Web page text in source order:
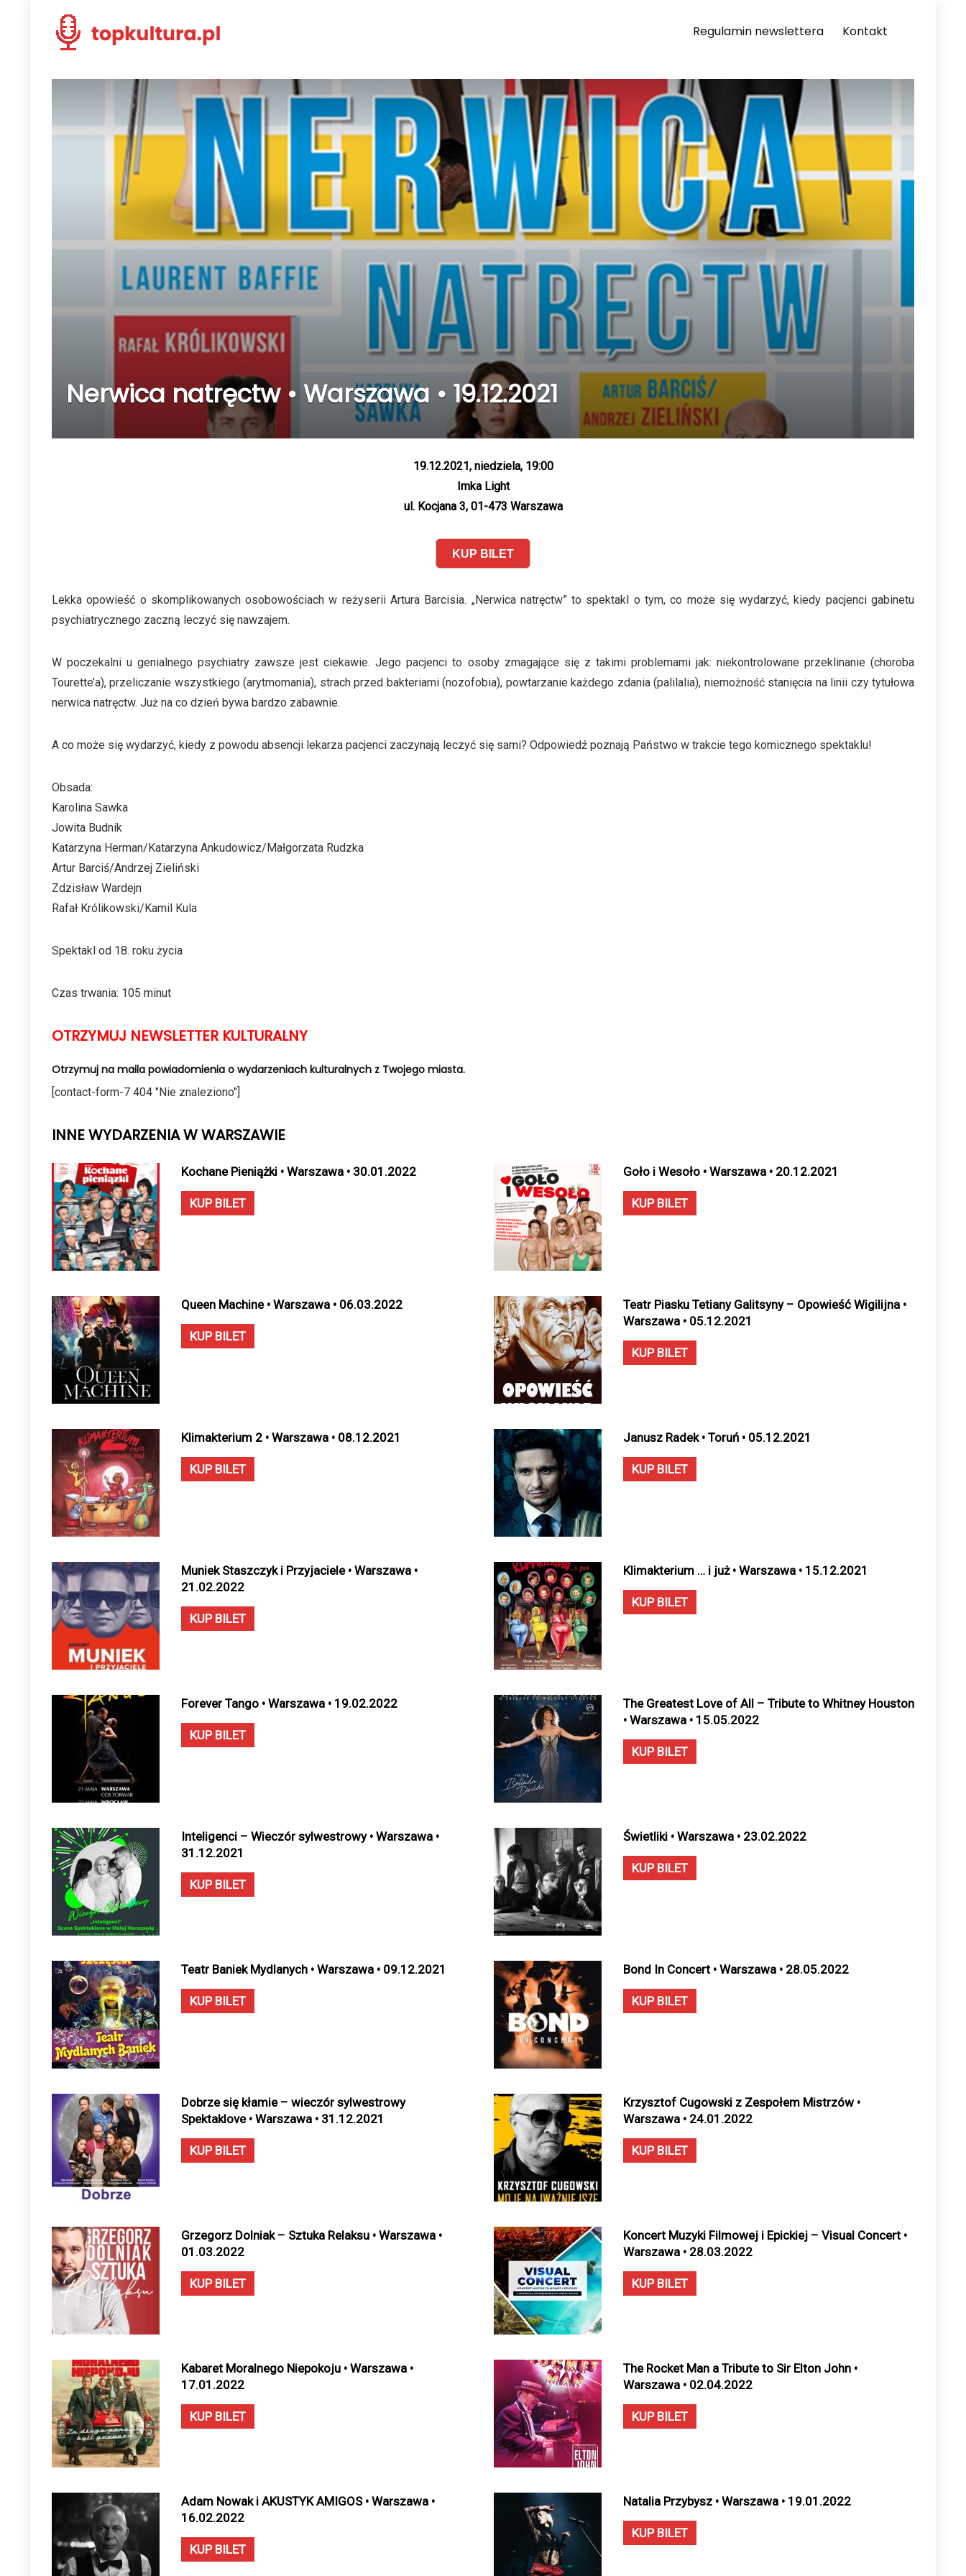
Regulamin newslettera Kontakt
Nerwica natręctw • Warszawa • 19.12.2021
19.12.2021, niedziela, 19:00
Imka Light
ul. Kocjana 3, 01-473 Warszawa
KUP BILET
Lekka opowieść o skomplikowanych osobowościach w reżyserii Artura Barcisia. „Nerwica natręctw” to spektakl o tym, co może się wydarzyć, kiedy pacjenci gabinetu
psychiatrycznego zaczną leczyć się nawzajem.
W poczekalni u genialnego psychiatry zawsze jest ciekawie. Jego pacjenci to osoby zmagające się z takimi problemami jak: niekontrolowane przeklinanie (choroba
Tourette’a), przeliczanie wszystkiego (arytmomania), strach przed bakteriami (nozofobia), powtarzanie każdego zdania (palilalia), niemożność stanięcia na linii czy tytułowa
nerwica natręctw. Już na co dzień bywa bardzo zabawnie.
A co może się wydarzyć, kiedy z powodu absencji lekarza pacjenci zaczynają leczyć się sami? Odpowiedź poznają Państwo w trakcie tego komicznego spektaklu!
Obsada:
Karolina Sawka
Jowita Budnik
Katarzyna Herman/Katarzyna Ankudowicz/Małgorzata Rudzka
Artur Barciś/Andrzej Zieliński
Zdzisław Wardejn
Rafał Królikowski/Kamil Kula
Spektakl od 18. roku życia
Czas trwania: 105 minut
OTRZYMUJ NEWSLETTER KULTURALNY
Otrzymuj na maila powiadomienia o wydarzeniach kulturalnych z Twojego miasta.
[contact-form-7 404 "Nie znaleziono"]
INNE WYDARZENIA W WARSZAWIE
Kochane Pieniążki • Warszawa • 30.01.2022
KUP BILET
Goło i Wesoło • Warszawa • 20.12.2021
KUP BILET
Queen Machine • Warszawa • 06.03.2022
KUP BILET
Teatr Piasku Tetiany Galitsyny – Opowieść Wigilijna •
Warszawa • 05.12.2021
KUP BILET
Klimakterium 2 • Warszawa • 08.12.2021
KUP BILET
Janusz Radek • Toruń • 05.12.2021
KUP BILET
Muniek Staszczyk i Przyjaciele • Warszawa •
21.02.2022
KUP BILET
Klimakterium … i już • Warszawa • 15.12.2021
KUP BILET
Forever Tango • Warszawa • 19.02.2022
KUP BILET
The Greatest Love of All – Tribute to Whitney Houston
• Warszawa • 15.05.2022
KUP BILET
Inteligenci – Wieczór sylwestrowy • Warszawa •
31.12.2021
KUP BILET
Świetliki • Warszawa • 23.02.2022
KUP BILET
Teatr Baniek Mydlanych • Warszawa • 09.12.2021
KUP BILET
Bond In Concert • Warszawa • 28.05.2022
KUP BILET
Dobrze się kłamie – wieczór sylwestrowy
Spektaklove • Warszawa • 31.12.2021
KUP BILET
Krzysztof Cugowski z Zespołem Mistrzów •
Warszawa • 24.01.2022
KUP BILET
Grzegorz Dolniak – Sztuka Relaksu • Warszawa •
01.03.2022
KUP BILET
Koncert Muzyki Filmowej i Epickiej – Visual Concert •
Warszawa • 28.03.2022
KUP BILET
Kabaret Moralnego Niepokoju • Warszawa •
17.01.2022
KUP BILET
The Rocket Man a Tribute to Sir Elton John •
Warszawa • 02.04.2022
KUP BILET
Adam Nowak i AKUSTYK AMIGOS • Warszawa •
16.02.2022
KUP BILET
Natalia Przybysz • Warszawa • 19.01.2022
KUP BILET